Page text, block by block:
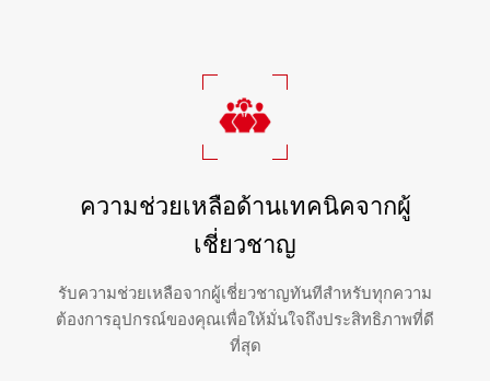
ความช่วยเหลือด้านเทคนิคจากผู้
เชี่ยวชาญ
รับความช่วยเหลือจากผู้เชี่ยวชาญทันทีสำหรับทุกความ
ต้องการอุปกรณ์ของคุณเพื่อให้มั่นใจถึงประสิทธิภาพที่ดี
ที่สุด